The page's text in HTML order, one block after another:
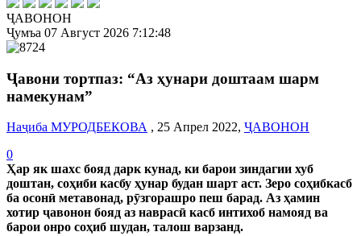
ҶАВОНОН
Ҷумъа 07 Август 2026 7:12:48
Ҷавони тортпаз: “Аз ҳунари доштаам шарм
намекунам”
Наҷиба МУРОДБЕКОВА , 25 Апрел 2022, ҶАВОНОН
0
Ҳар як шахс бояд дарк кунад, ки барои зиндагии хуб
доштан, соҳиби касбу ҳунар будан шарт аст. Зеро соҳибкасб
ба осонӣ метавонад, рӯзгорашро пеш барад. Аз ҳамин
хотир ҷавонон бояд аз наврасӣ касб интихоб намояд ва
барои онро соҳиб шудан, талош варзанд.